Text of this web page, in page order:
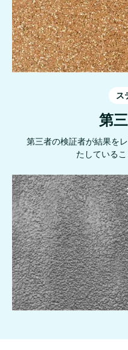
ス
第
第三者の検証者が結果を
たしているこ